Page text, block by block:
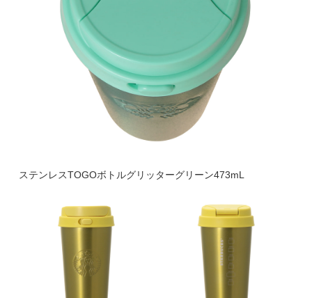
ステンレスTOGOボトルグリッターグリーン473mL